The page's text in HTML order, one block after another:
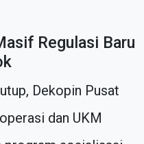
Regulasi Baru
Dekopin Pusat
dan UKM